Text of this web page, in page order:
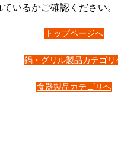
いるかご確認ください。
トップページへ
鍋・グリル製品カテゴリ
食器製品カテゴリへ